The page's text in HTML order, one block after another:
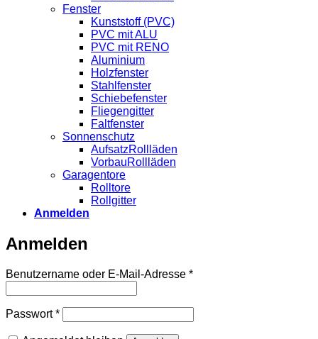
Fenster
Kunststoff (PVC)
PVC mit ALU
PVC mit RENO
Aluminium
Holzfenster
Stahlfenster
Schiebefenster
Fliegengitter
Faltfenster
Sonnenschutz
AufsatzRollläden
VorbauRollläden
Garagentore
Rolltore
Rollgitter
Anmelden
Anmelden
Benutzername oder E-Mail-Adresse *Erforderlich
Passwort*Erforderlich